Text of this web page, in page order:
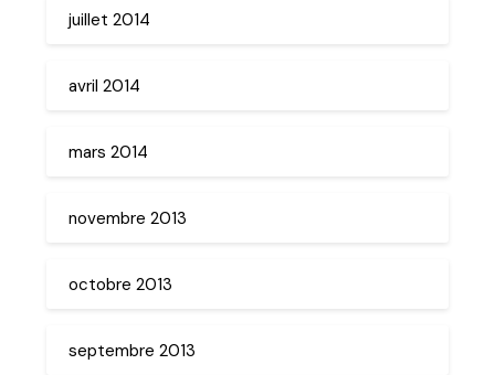
juillet 2014
avril 2014
mars 2014
novembre 2013
octobre 2013
septembre 2013